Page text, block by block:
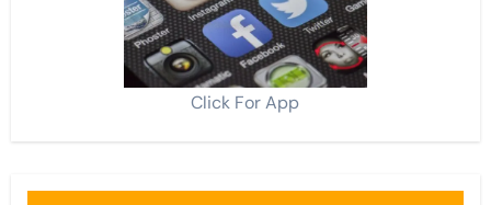
Click For App